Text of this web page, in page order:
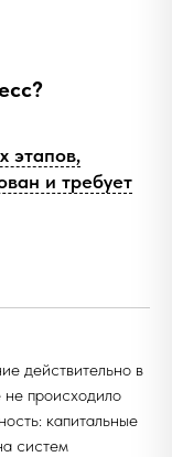
этапов,
и требует
действительно в
не происходило
капитальные
систем